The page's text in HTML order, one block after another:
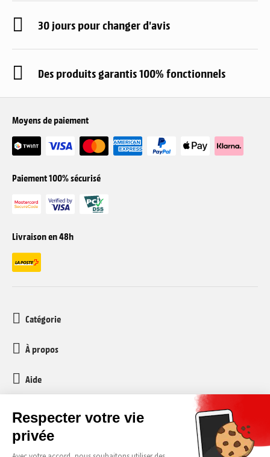
30 jours pour changer d'avis
Des produits garantis 100% fonctionnels
Moyens de paiement
Paiement 100% sécurisé
Livraison en 48h
Catégorie
À propos
Aide
Service client
media-markt-refurbished@recommerce.com